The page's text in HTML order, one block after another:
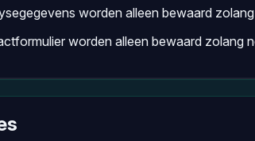
worden alleen bewaard
worden alleen bewaard zolang